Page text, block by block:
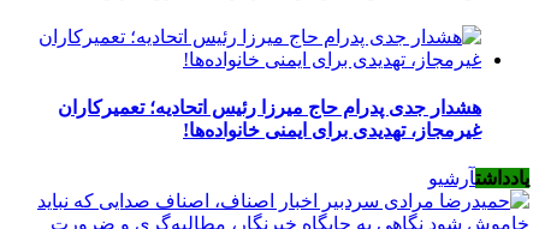
هشدار جدی پدرام حاج میرزا رئیس اتحادیه؛ تعمیرکاران
غیرمجاز، تهدیدی برای ایمنی خانواده‌ها!
یادداشتآرشیو